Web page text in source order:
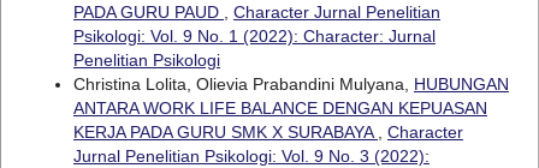
PADA GURU PAUD
Character Jurnal Penelitian
Psikologi: Vol. 9 No. 1 (2022): Character: Jurnal
Penelitian Psikologi
Christina Lolita, Olievia Prabandini Mulyana, HUBUNGAN
ANTARA WORK LIFE BALANCE DENGAN KEPUASAN
KERJA PADA GURU SMK X SURABAYA
Character
Jurnal Penelitian Psikologi: Vol. 9 No. 3 (2022):